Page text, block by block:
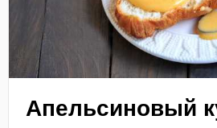
Апельсиновый